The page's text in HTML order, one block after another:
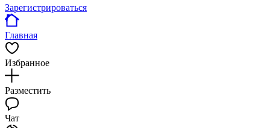
Зарегистрироваться
Главная
Избранное
Разместить
Чат